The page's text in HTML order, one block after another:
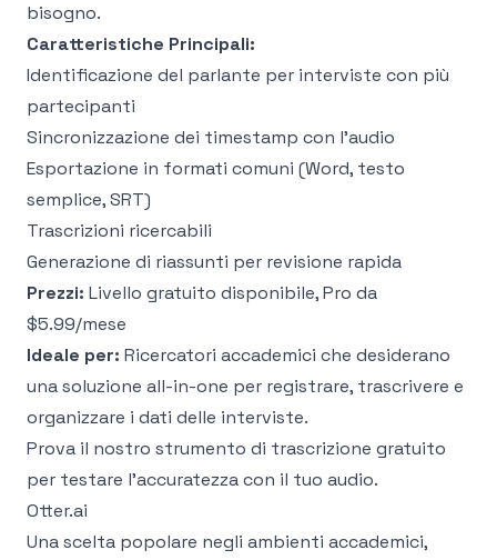
bisogno.
Caratteristiche Principali:
Identificazione del parlante per interviste con più
partecipanti
Sincronizzazione dei timestamp con l'audio
Esportazione in formati comuni (Word, testo
semplice, SRT)
Trascrizioni ricercabili
Generazione di riassunti per revisione rapida
Prezzi: Livello gratuito disponibile, Pro da
$5.99/mese
Ideale per: Ricercatori accademici che desiderano
una soluzione all-in-one per registrare, trascrivere e
organizzare i dati delle interviste.
Prova il nostro strumento di trascrizione gratuito
per testare l'accuratezza con il tuo audio.
Otter.ai
Una scelta popolare negli ambienti accademici,